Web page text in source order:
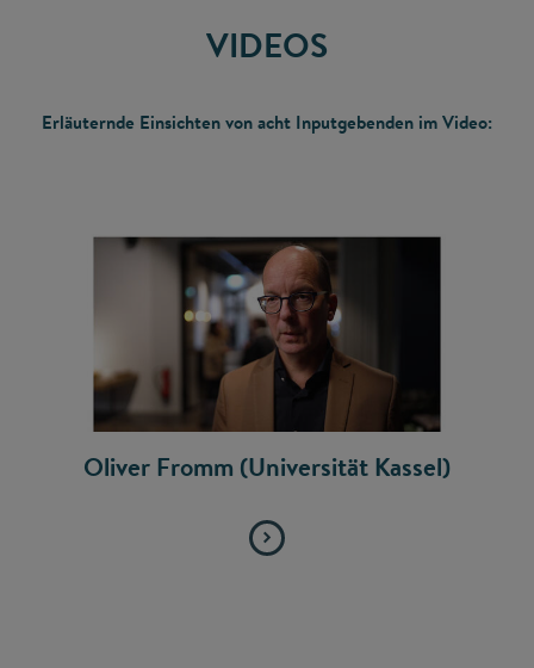
VIDEOS
Erläuternde Einsichten von acht Inputgebenden im Video:
Oliver Fromm (Universität Kassel)